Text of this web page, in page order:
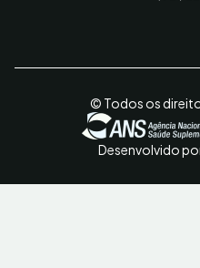
© Todos os
Desenvolvido